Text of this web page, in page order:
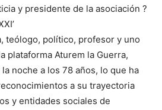
y presidente de la asociación ?
teólogo, político, profesor y uno
plataforma Aturem la Guerra,
noche a los 78 años, lo que ha
a su trayectoria
y entidades sociales de